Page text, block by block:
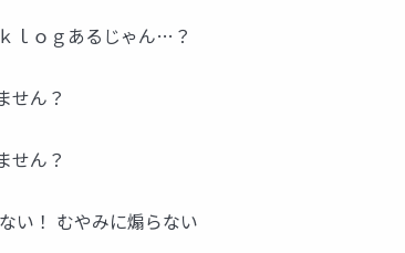
ｌｏｇあるじゃん…？
せん？
せん？
い！ むやみに煽らない